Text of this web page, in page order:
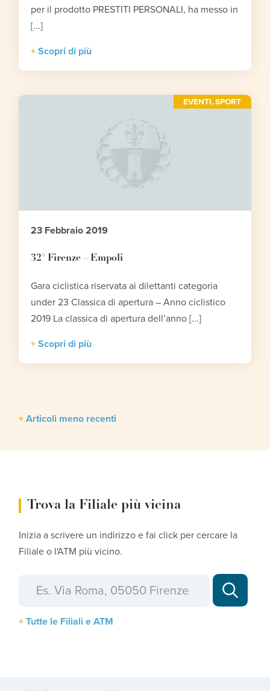
per il prodotto PRESTITI PERSONALI, ha messo in
[...]
Scopri di più
EVENTI,SPORT
23 Febbraio 2019
32° Firenze – Empoli
Gara ciclistica riservata ai dilettanti categoria
under 23 Classica di apertura – Anno ciclistico
2019 La classica di apertura dell’anno [...]
Scopri di più
Navigazione
Articoli meno recenti
Trova la Filiale più vicina
Inizia a scrivere un indirizzo e fai click per cercare la
Filiale o l'ATM più vicino.
Tutte le Filiali e ATM